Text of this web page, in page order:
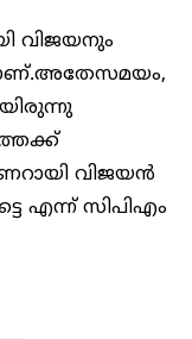
വിജയനും
വിജയൻ
എന്ന് സിപിഎം